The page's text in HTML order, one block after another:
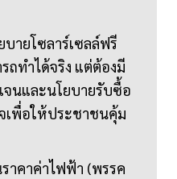
ายโซลาร์เซลล์ฟรี
ถทำได้จริง แต่ต้องมี
นและนโยบายรับซื้อ
เพื่อให้ประชาชนคุ้ม
าคาค่าไฟฟ้า (พรรค